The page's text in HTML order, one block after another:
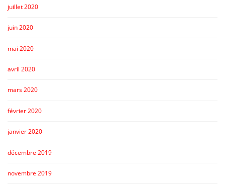
juillet 2020
juin 2020
mai 2020
avril 2020
mars 2020
février 2020
janvier 2020
décembre 2019
novembre 2019